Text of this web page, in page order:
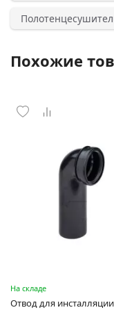
Похожие
На складе
Отвод для